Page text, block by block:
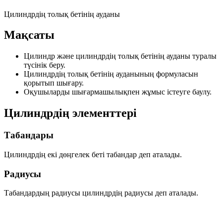
Цилиндрдің толық бетінің ауданы
Мақсаты
Цилиндр және цилиндрдің толық бетінің ауданы туралы
түсінік беру.
Цилиндрдің толық бетінің ауданының формуласын
қорытып шығару.
Оқушыларды шығармашылықпен жұмыс істеуге баулу.
Цилиндрдің элементтері
Табандары
Цилиндрдің екі дөңгелек беті табандар деп аталады.
Радиусы
Табандардың радиусы цилиндрдің радиусы деп аталады.